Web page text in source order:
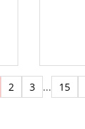
2 3 ... 15